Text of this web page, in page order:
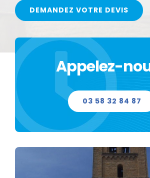
DOUBLE VITRAGE
TRIPLE VITRAGE
VITRAGE PORTE INTÉRIEUR
VITRAGE DE DOUCHE ET DE
DEMANDEZ VOTRE DEVIS
Appelez-
03 58 32 84 87